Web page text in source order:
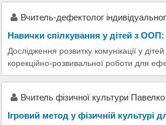
Вчитель-дефектолог
Навички спілкування у дітей з
Дослідження розвитку комунікації у
корекційно-розвивальної роботи для
Вчитель фізичної культури
Ігровий метод у фізичній культурі